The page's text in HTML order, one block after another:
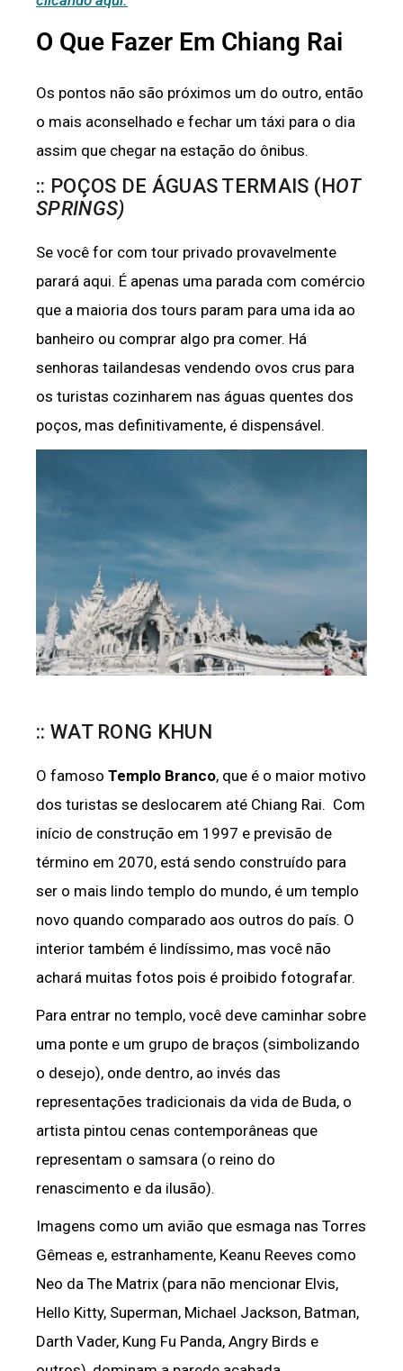
O Que Fazer Em Chiang Rai
Os pontos não são próximos um do outro, então
o mais aconselhado e fechar um táxi para o dia
assim que chegar na estação do ônibus.
:: POÇOS DE ÁGUAS TERMAIS (H OT
SPRINGS)
Se você for com tour privado provavelmente
parará aqui. É apenas uma parada com comércio
que a maioria dos tours param para uma ida ao
banheiro ou comprar algo pra comer. Há
senhoras tailandesas vendendo ovos crus para
os turistas cozinharem nas águas quentes dos
poços, mas definitivamente, é dispensável.
:: WAT RONG KHUN
O famoso Templo Branco, que é o maior motivo
dos turistas se deslocarem até Chiang Rai. Com
início de construção em 1997 e previsão de
término em 2070, está sendo construído para
ser o mais lindo templo do mundo, é um templo
novo quando comparado aos outros do país. O
interior também é lindíssimo, mas você não
achará muitas fotos pois é proibido fotografar.
Para entrar no templo, você deve caminhar sobre
uma ponte e um grupo de braços (simbolizando
o desejo), onde dentro, ao invés das
representações tradicionais da vida de Buda, o
artista pintou cenas contemporâneas que
representam o samsara (o reino do
renascimento e da ilusão).
Imagens como um avião que esmaga nas Torres
Gêmeas e, estranhamente, Keanu Reeves como
Neo da The Matrix (para não mencionar Elvis,
Hello Kitty, Superman, Michael Jackson, Batman,
Darth Vader, Kung Fu Panda, Angry Birds e